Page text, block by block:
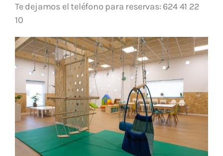
Te dejamos el teléfono para reservas: 624 41 22
10